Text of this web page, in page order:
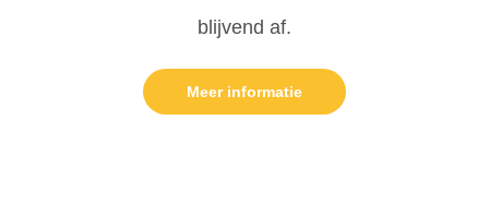
blijvend af.
Meer informatie